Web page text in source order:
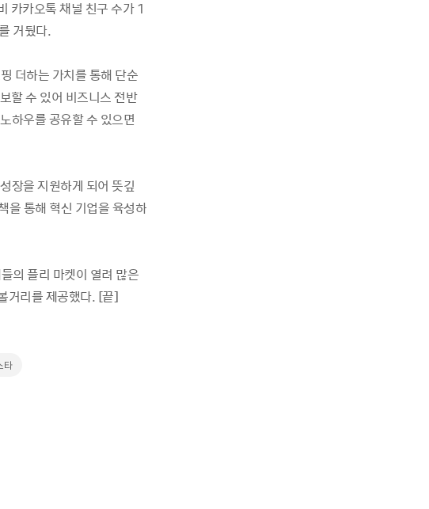
카카오톡 채널 친구 수가 1
거뒀다.
더하는 가치를 통해 단순
할 수 있어 비즈니스 전반
하우를 공유할 수 있으면
장을 지원하게 되어 뜻깊
을 통해 혁신 기업을 육성하
의 플리 마켓이 열려 많은
거리를 제공했다. [끝]
타